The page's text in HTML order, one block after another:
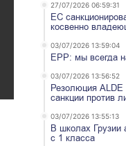
27/07/2026 06:59:31
ЕС
косвенно
03/07/2026 13:59:04
EPP: мы всегда
03/07/2026 13:56:52
Резолюция ALDE
санкции против
03/07/2026 13:55:13
В школах Грузии
с 1 класса